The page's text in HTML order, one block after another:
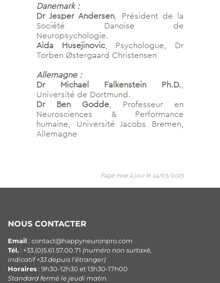
Danemark :
Dr Jesper Andersen, Président de la
Société Danoise de
Neuropsychologie.
Aida Husejinovic, Psychologue, Dr
Torben Østergaard Christensen
Allemagne :
Dr Michael Falkenstein Ph.D.,
Université de Dortmund.
Dr Ben Godde, Professeur en
Neurosciences & Performance
humaine, Université Jacobs Bremen,
Allemagne
Page mise à jour le 14/03/2023
NOUS CONTACTER
Email : contact@happyneuronpro.com
Tél. : +33.(0)5.61.57.00.71 (numéro non surtaxé,
indicatif +33 depuis l’étranger)
Horaires : 9h30-12h30 et 13h30-17h00
Standard fermé le jeudi matin.